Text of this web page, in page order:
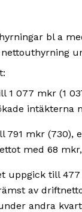
bl a
1 077 mkr (1
intäkterna
791 mkr (730),
med 68
uppgick till
av
andra